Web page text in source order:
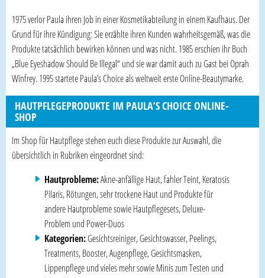
1975 verlor Paula ihren Job in einer Kosmetikabteilung in einem Kaufhaus. Der
Grund für ihre Kündigung: Sie erzählte ihren Kunden wahrheitsgemäß, was die
Produkte tatsächlich bewirken können und was nicht. 1985 erschien ihr Buch
„Blue Eyeshadow Should Be Illegal“ und sie war damit auch zu Gast bei Oprah
Winfrey. 1995 startete Paula’s Choice als weltweit erste Online-Beautymarke.
HAUTPFLEGEPRODUKTE IM PAULA’S CHOICE ONLINE-
SHOP
Im Shop für Hautpflege stehen euch diese Produkte zur Auswahl, die
übersichtlich in Rubriken eingeordnet sind:
Hautprobleme:Akne-anfällige Haut, fahler Teint, Keratosis
Pilaris, Rötungen, sehr trockene Haut und Produkte für
andere Hautprobleme sowie Hautpflegesets, Deluxe-
Problem und Power-Duos
Kategorien:Gesichtsreiniger, Gesichtswasser, Peelings,
Treatments, Booster, Augenpflege, Gesichtsmasken,
Lippenpflege und vieles mehr sowie Minis zum Testen und